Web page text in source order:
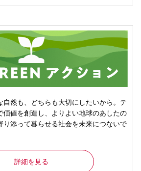
自然も、どちらも大切にしたいから。テ
価値を創造し、よりよい地球のあしたの
り添って暮らせる社会を未来につないで
詳細を見る